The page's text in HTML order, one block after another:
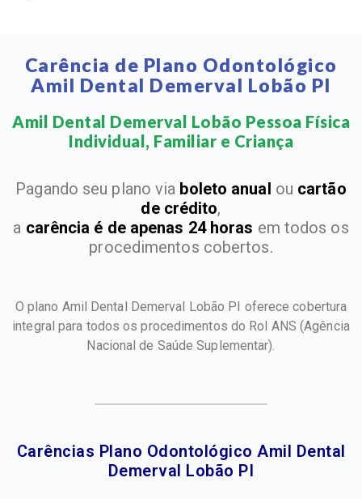
Carência de Plano Odontológico
Amil Dental Demerval Lobão PI
Amil Dental Demerval Lobão Pessoa Física
Individual, Familiar e Criança​
Pagando seu plano via boleto anual ou cartão
de crédito,
a carência é de apenas 24 horas em todos os
procedimentos cobertos.
O plano Amil Dental Demerval Lobão PI oferece cobertura
integral para todos os procedimentos do Rol ANS (Agência
Nacional de Saúde Suplementar).
Carências Plano Odontológico Amil Dental
Demerval Lobão PI​